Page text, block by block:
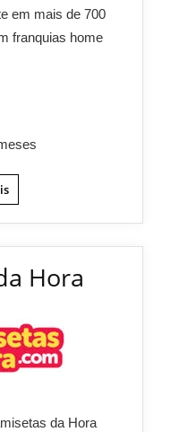
em mais de 700
franquias home
Hora
da Hora